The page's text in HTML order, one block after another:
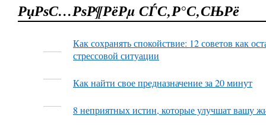
РџРѕС…РѕР¶РёРµ СЃС‚Р°С‚СЊРё
Как сохранять спокойствие: 12 советов как
стрессовой ситуации
Как найти свое предназначение за 20 минут
8 неприятных истин, которые улучшат вашу